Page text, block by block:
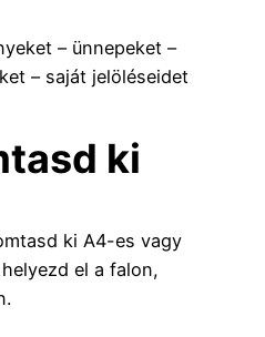
– ünnepeket –
– saját jelöléseidet
ki
ki A4-es vagy
el a falon,